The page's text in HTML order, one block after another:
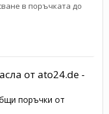
в поръчката до
от ato24.de -
поръчки от